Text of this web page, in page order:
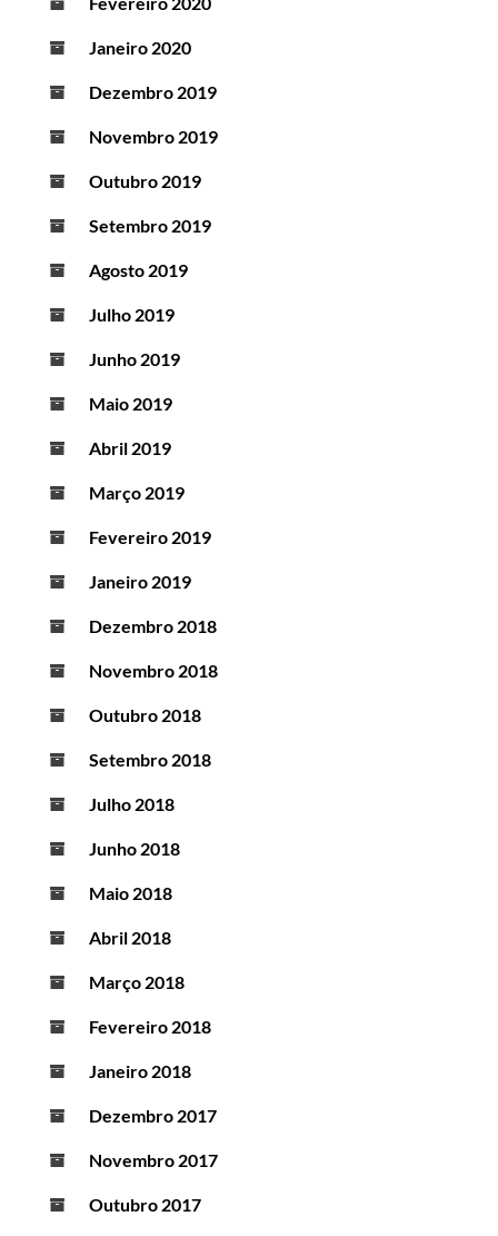
Janeiro 2020
Dezembro 2019
Novembro 2019
Outubro 2019
Setembro 2019
Agosto 2019
Julho 2019
Junho 2019
Maio 2019
Abril 2019
Março 2019
Fevereiro 2019
Janeiro 2019
Dezembro 2018
Novembro 2018
Outubro 2018
Setembro 2018
Julho 2018
Junho 2018
Maio 2018
Abril 2018
Março 2018
Fevereiro 2018
Janeiro 2018
Dezembro 2017
Novembro 2017
Outubro 2017